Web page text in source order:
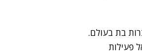
חברות בת בעולם.
פעילות